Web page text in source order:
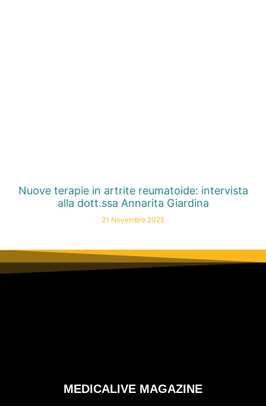
Nuove terapie in artrite reumatoide: intervista
alla dott.ssa Annarita Giardina
21 Novembre 2025
MEDICALIVE MAGAZINE